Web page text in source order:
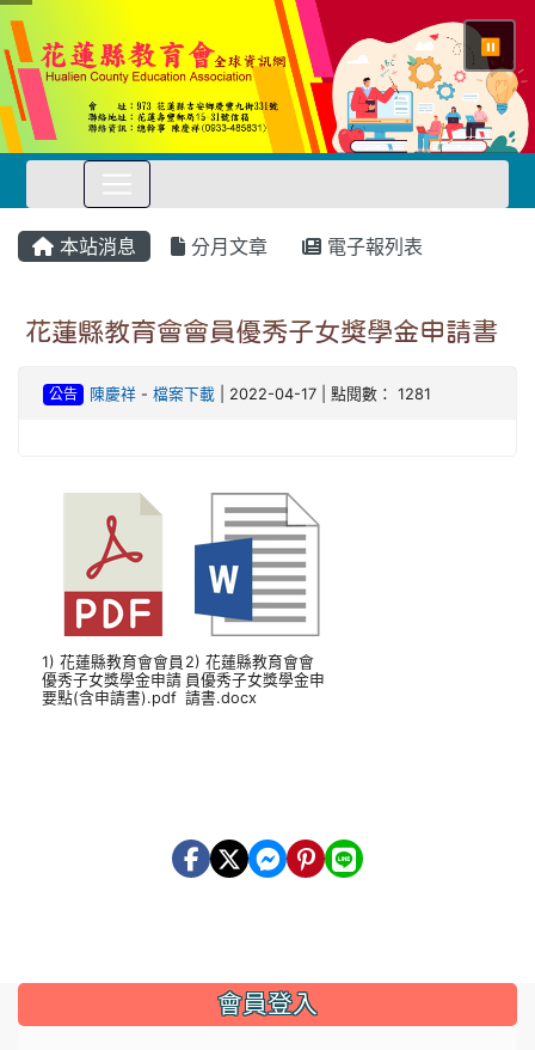
⏸
本站消息 分月文章 電子報列表
花蓮縣教育會會員優秀子女獎學金申請書
公告 陳慶祥- 檔案下載| 2022-04-17 | 點閱數： 1281
1) 花蓮縣教育會會員
優秀子女獎學金申請
要點(含申請書).pdf
2) 花蓮縣教育會會
員優秀子女獎學金申
請書.docx
會員登入